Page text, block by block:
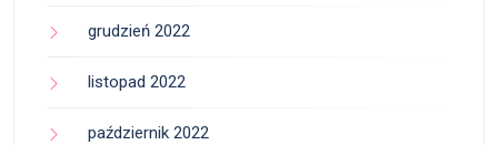
grudzień 2022
listopad 2022
październik 2022